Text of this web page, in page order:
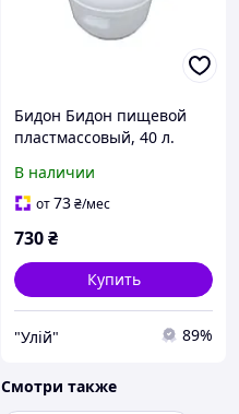
Бидон Бидон пищевой
пластмассовый, 40 л.
(сертифицированные)
В наличии
от73₴/мес
730₴
Купить
"Улій" 89%
Смотри также